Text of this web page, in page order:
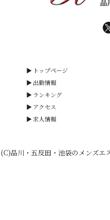
トップページ
出勤情報
ランキング
アクセス
求人情報
(C)品川・五反田・池袋のメンズエ